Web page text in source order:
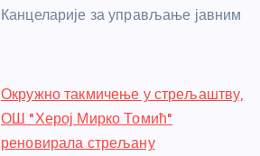
Канцеларије за управљање јавним
Окружно такмичење у стрељаштву,
ОШ "Херој Мирко Томић"
реновирала стрељану